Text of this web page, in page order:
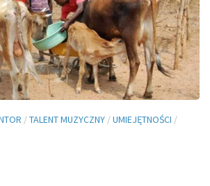
/TALENT MUZYCZNY /UMIEJĘTNOŚCI /